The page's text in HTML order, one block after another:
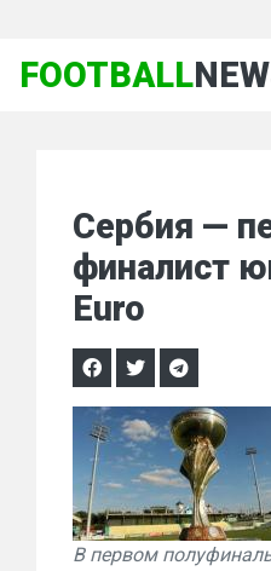
FOOTBALL
Сербия —
финалист
Euro
В первом